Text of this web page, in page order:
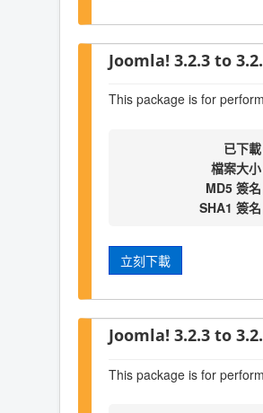
Joomla! 3.2.3 to
This package is for
已下載
檔案大小
MD5 簽名
SHA1 簽名
立刻下載
Joomla! 3.2.3 to
This package is for